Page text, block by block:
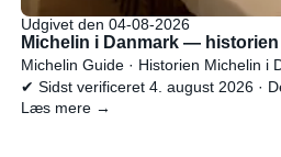
Udgivet den 04-08-2026
Michelin i Danmark — historien
Michelin Guide · Historien Michelin i
✔ Sidst verificeret 4. august 2026 ·
Læs mere →